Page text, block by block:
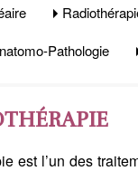
Pathologie
est l’un des